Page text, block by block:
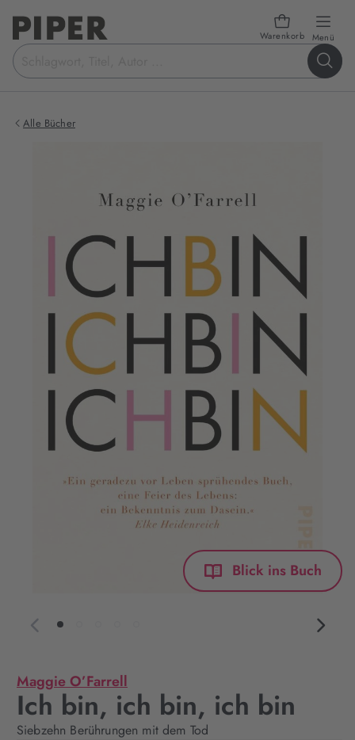
Warenkorb Menü
Suchbegriff
eingeben
Alle Bücher
Blick ins Buch
Buch
Maggie O’Farrell
Ich bin, ich bin, ich bin
Siebzehn Berührungen mit dem Tod